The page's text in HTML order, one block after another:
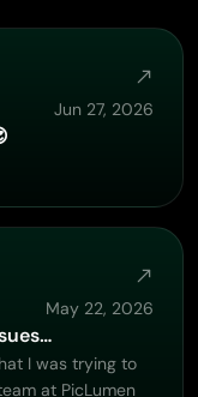
Jun 27, 2026
May 22, 2026
I was trying to
at PicLumen